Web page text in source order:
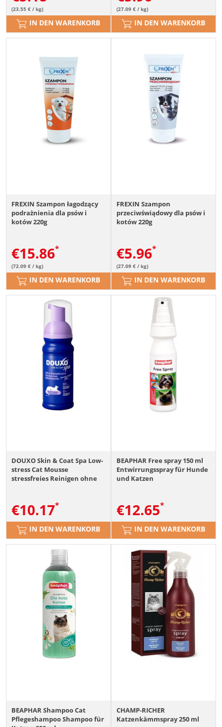
(23.55 € / kg)
IN DEN WARENKORB
(27.09 € / kg)
IN DEN WARENKORB
FREXIN Szampon łagodzący
podrażnienia dla psów i
kotów 220g
€15.86
(72.09 € / kg)
IN DEN WARENKORB
FREXIN Szampon
przeciwświądowy dla psów i
kotów 220g
€5.96
(27.09 € / kg)
IN DEN WARENKORB
DOUXO Skin & Coat Spa Low-
stress Cat Mousse
stressfreies Reinigen ohne
€10.17
IN DEN WARENKORB
BEAPHAR Free spray 150 ml
Entwirrungsspray für Hunde
und Katzen
€12.65
IN DEN WARENKORB
BEAPHAR Shampoo Cat
Pflegeshampoo Shampoo für
CHAMP-RICHER
Katzenkämmspray 250 ml